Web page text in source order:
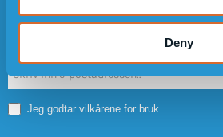
Deny
Nyhetsbrev
Mobile
Jeg godtar vilkårene for bruk